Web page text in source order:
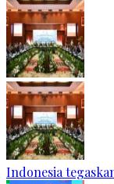
Indonesia